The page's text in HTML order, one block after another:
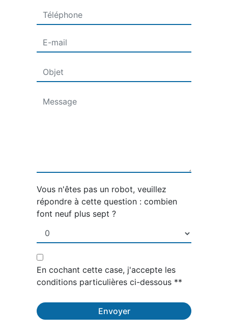
Vous n'êtes pas un robot, veuillez
répondre à cette question : combien
font neuf plus sept ?
En cochant cette case, j'accepte les
conditions particulières ci-dessous **
Envoyer